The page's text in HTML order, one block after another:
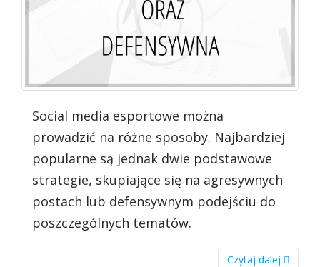
Social media esportowe można
prowadzić na różne sposoby. Najbardziej
popularne są jednak dwie podstawowe
strategie, skupiające się na agresywnych
postach lub defensywnym podejściu do
poszczególnych tematów.
Czytaj dalej